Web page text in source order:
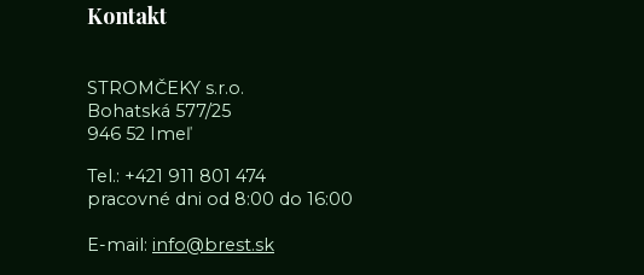
Kontakt
STROMČEKY s.r.o.
Bohatská 577/25
946 52 Imeľ
Tel.: +421 911 801 474
pracovné dni od 8:00 do 16:00
E-mail: info@brest.sk